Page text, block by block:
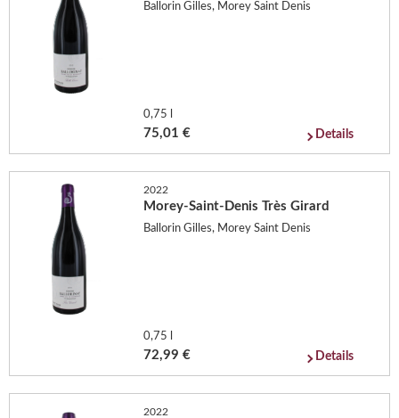
Ballorin Gilles, Morey Saint Denis
0,75 l
75,01 € Details
2022
Morey-Saint-Denis Très Girard
Ballorin Gilles, Morey Saint Denis
0,75 l
72,99 € Details
2022